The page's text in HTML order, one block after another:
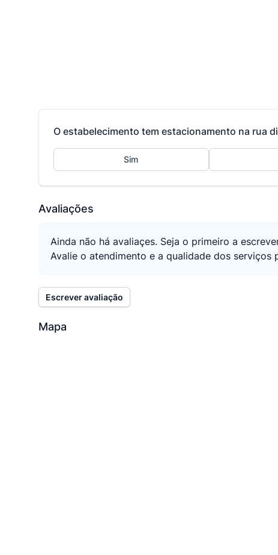
O estabelecimento tem estacionamento na rua
Sim
Avaliações
Ainda não há avaliaçes. Seja o primeiro a
Avalie o atendimento e a qualidade dos serviços
Escrever avaliação
Mapa